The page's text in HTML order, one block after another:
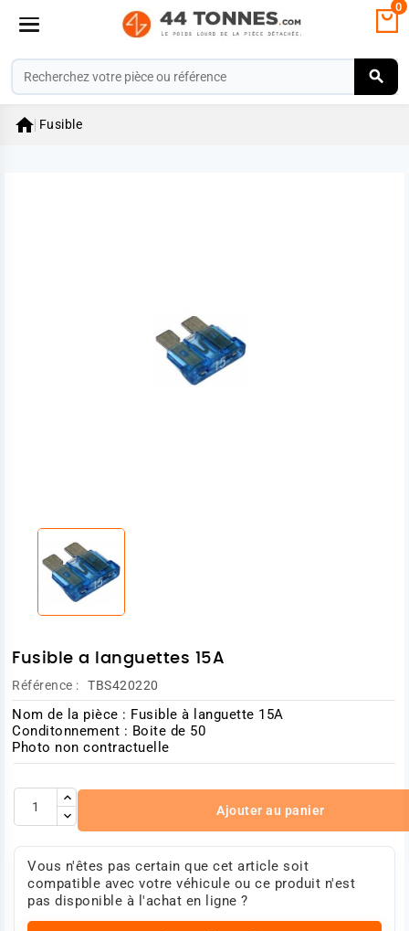
0
 Fusible
Fusible a languettes 15A
Référence : TBS420220
Nom de la pièce : Fusible à languette 15A
Conditonnement : Boite de 50
Photo non contractuelle
Ajouter au panier
Vous n'êtes pas certain que cet article soit
compatible avec votre véhicule ou ce produit n'est
pas disponible à l'achat en ligne ?